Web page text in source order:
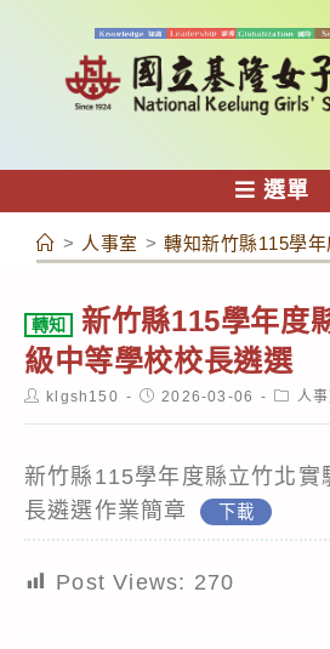
容
選單
> 人事室 > 轉知新竹縣115學
轉知
新竹縣115學年度
級中等學校校長遴選
Postklgsh150
Post2026-03-06
Post
人
新竹縣115學年度縣立竹北實
長遴選作業簡章
下載
Post Views: 270